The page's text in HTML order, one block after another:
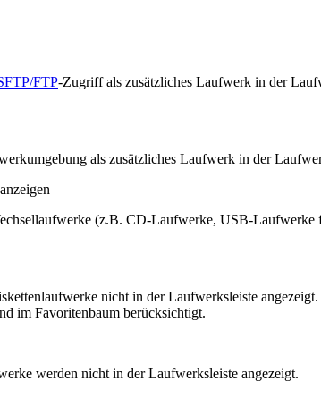
FTP-Zugriff als zusätzliches Laufwerk in der
als zusätzliches Laufwerk in der
(z.B. CD-Laufwerke, USB-
nicht in der Laufwerksleiste angezeigt.
im Favoritenbaum berücksichtigt.
werden nicht in der Laufwerksleiste angezeigt.